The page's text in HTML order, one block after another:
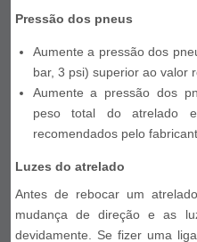
Pressão dos pneus
Aumente a pressão dos
bar, 3 psi) superior ao valor
Aumente a pressão dos
peso total do atrelado
recomendados pelo
Luzes do atrelado
Antes de rebocar um
mudança de direção e as
devidamente. Se fizer uma